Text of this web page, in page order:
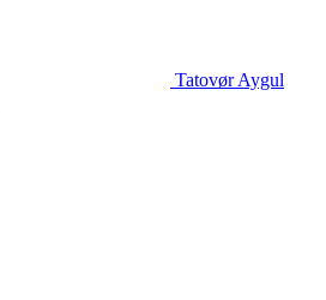
Tatovør Aygul